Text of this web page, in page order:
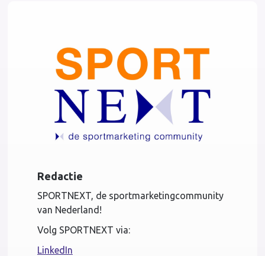
Redactie
SPORTNEXT, de sportmarketingcommunity
van Nederland!
Volg SPORTNEXT via:
LinkedIn